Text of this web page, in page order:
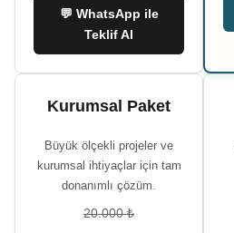
💬 WhatsApp ile
Teklif Al
Kurumsal Paket
Büyük ölçekli projeler ve
kurumsal ihtiyaçlar için tam
donanımlı çözüm.
20.000 ₺